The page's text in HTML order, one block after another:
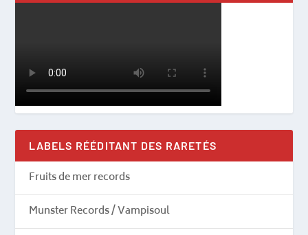
LABELS RÉÉDITANT DES RARETÉS
Fruits de mer records
Munster Records / Vampisoul